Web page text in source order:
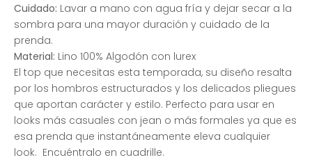
Cuidado: Lavar a mano con agua fría y dejar secar a la
sombra para una mayor duración y cuidado de la
prenda.
Material: Lino 100% Algodón con lurex
El top que necesitas esta temporada, su diseño resalta
por los hombros estructurados y los delicados pliegues
que aportan carácter y estilo. Perfecto para usar en
looks más casuales con jean o más formales ya que es
esa prenda que instantáneamente eleva cualquier
look. Encuéntralo en cuadrille.